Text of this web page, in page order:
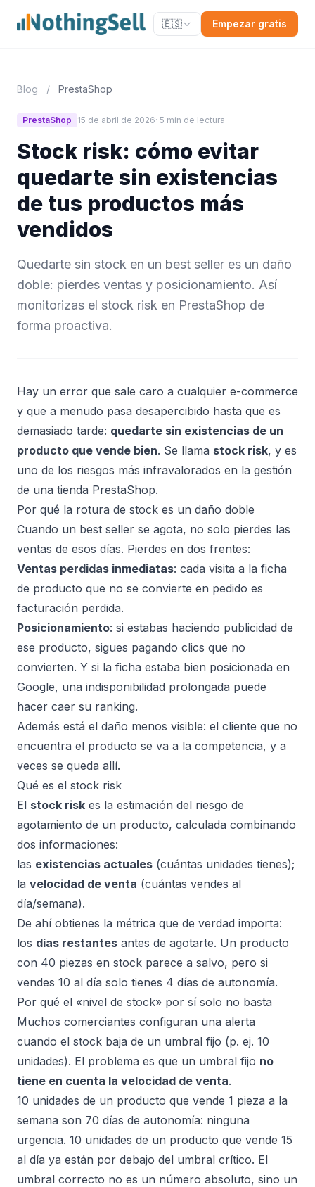
🇪🇸 Empezar gratis
Blog / PrestaShop
PrestaShop 15 de abril de 2026· 5 min de lectura
Stock risk: cómo evitar
quedarte sin existencias
de tus productos más
vendidos
Quedarte sin stock en un best seller es un daño
doble: pierdes ventas y posicionamiento. Así
monitorizas el stock risk en PrestaShop de
forma proactiva.
Hay un error que sale caro a cualquier e-commerce
y que a menudo pasa desapercibido hasta que es
demasiado tarde: quedarte sin existencias de un
producto que vende bien. Se llama stock risk, y es
uno de los riesgos más infravalorados en la gestión
de una tienda PrestaShop.
Por qué la rotura de stock es un daño doble
Cuando un best seller se agota, no solo pierdes las
ventas de esos días. Pierdes en dos frentes:
Ventas perdidas inmediatas: cada visita a la ficha
de producto que no se convierte en pedido es
facturación perdida.
Posicionamiento: si estabas haciendo publicidad de
ese producto, sigues pagando clics que no
convierten. Y si la ficha estaba bien posicionada en
Google, una indisponibilidad prolongada puede
hacer caer su ranking.
Además está el daño menos visible: el cliente que no
encuentra el producto se va a la competencia, y a
veces se queda allí.
Qué es el stock risk
El stock risk es la estimación del riesgo de
agotamiento de un producto, calculada combinando
dos informaciones:
las existencias actuales (cuántas unidades tienes);
la velocidad de venta (cuántas vendes al
día/semana).
De ahí obtienes la métrica que de verdad importa:
los días restantes antes de agotarte. Un producto
con 40 piezas en stock parece a salvo, pero si
vendes 10 al día solo tienes 4 días de autonomía.
Por qué el «nivel de stock» por sí solo no basta
Muchos comerciantes configuran una alerta
cuando el stock baja de un umbral fijo (p. ej. 10
unidades). El problema es que un umbral fijo no
tiene en cuenta la velocidad de venta.
10 unidades de un producto que vende 1 pieza a la
semana son 70 días de autonomía: ninguna
urgencia. 10 unidades de un producto que vende 15
al día ya están por debajo del umbral crítico. El
umbral correcto no es un número absoluto, sino un